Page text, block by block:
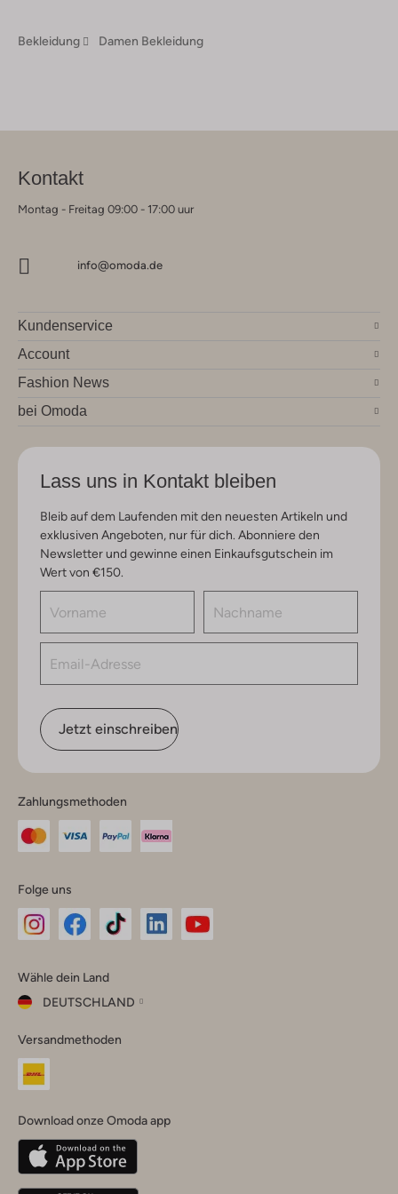
Bekleidung Damen Bekleidung
Kontakt
Montag - Freitag 09:00 - 17:00 uur
info@omoda.de
Kundenservice
Account
Fashion News
bei Omoda
Lass uns in Kontakt bleiben
Bleib auf dem Laufenden mit den neuesten Artikeln und
exklusiven Angeboten, nur für dich. Abonniere den
Newsletter und gewinne einen Einkaufsgutschein im
Wert von €150.
Jetzt einschreiben
Zahlungsmethoden
Folge uns
Instagram
Facebook
TikTok
Wähle dein Land
DEUTSCHLAND
dein
Land
Belgique(Français)
Deutschland
Versandmethoden
Download onze Omoda app